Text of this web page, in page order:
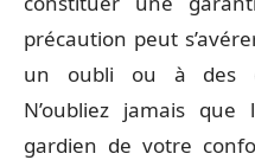
précaution peut
un oubli ou à des
N’oubliez jamais
gardien de votre